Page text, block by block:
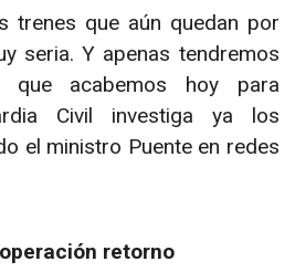
trenes que aún quedan por
seria. Y apenas tendremos
que acabemos hoy para
Civil investiga ya los
el ministro Puente en redes
retorno